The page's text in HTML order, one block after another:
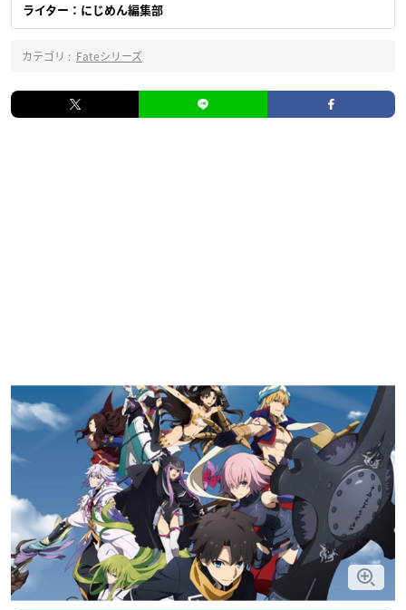
ライター：にじめん編集部
カテゴリ : Fateシリーズ